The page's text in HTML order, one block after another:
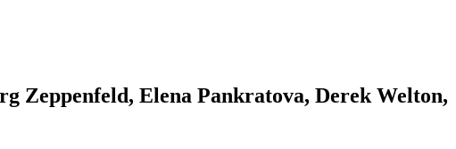
Zeppenfeld, Elena Pankratova, Derek Welton,